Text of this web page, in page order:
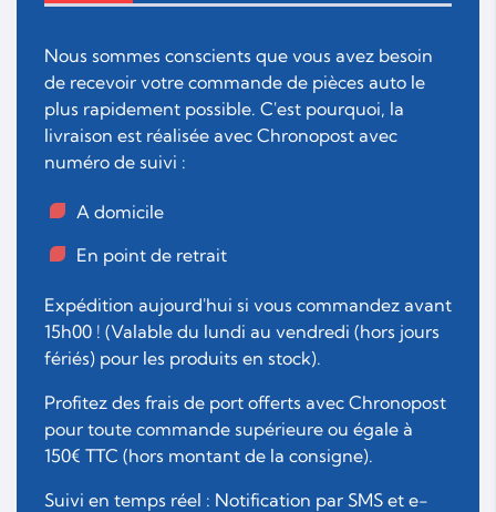
Nous sommes conscients que vous avez besoin
de recevoir votre commande de pièces auto le
plus rapidement possible. C'est pourquoi, la
livraison est réalisée avec Chronopost avec
numéro de suivi :
A domicile
En point de retrait
Expédition aujourd'hui si vous commandez avant
15h00 ! (Valable du lundi au vendredi (hors jours
fériés) pour les produits en stock).
Profitez des frais de port offerts avec Chronopost
pour toute commande supérieure ou égale à
150€ TTC (hors montant de la consigne).
Suivi en temps réel : Notification par SMS et e-